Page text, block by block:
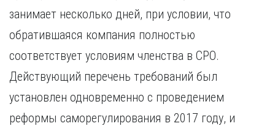
занимает несколько дней, при условии, что
обратившаяся компания полностью
соответствует условиям членства в СРО.
Действующий перечень требований был
установлен одновременно с проведением
реформы саморегулирования в 2017 году, и